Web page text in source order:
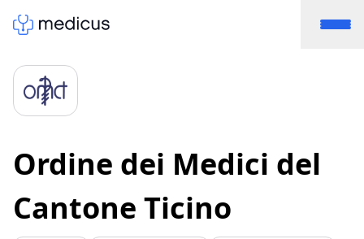
Ordine dei Medici del
Cantone Ticino